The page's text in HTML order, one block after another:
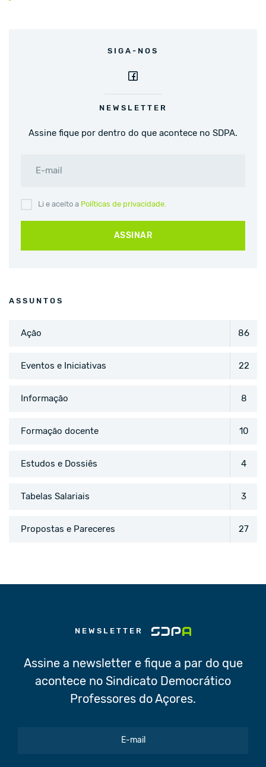
SIGA-NOS
NEWSLETTER
Assine fique por dentro do que acontece no SDPA.
E-mail
Li e aceito a Políticas de privacidade.
ASSINAR
ASSUNTOS
Ação 86
Eventos e Iniciativas 22
Informação 8
Formação docente 10
Estudos e Dossiês 4
Tabelas Salariais 3
Propostas e Pareceres 27
NEWSLETTER
Assine a newsletter e fique a par do que
acontece no Sindicato Democrático
Professores do Açores.